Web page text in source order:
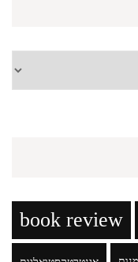
book review